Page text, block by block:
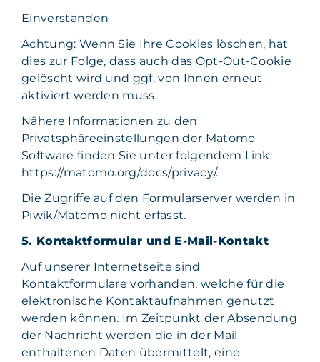
Einverstanden
Achtung: Wenn Sie Ihre Cookies löschen, hat
dies zur Folge, dass auch das Opt-Out-Cookie
gelöscht wird und ggf. von Ihnen erneut
aktiviert werden muss.
Nähere Informationen zu den
Privatsphäreeinstellungen der Matomo
Software finden Sie unter folgendem Link:
https://matomo.org/docs/privacy/.
Die Zugriffe auf den Formularserver werden in
Piwik/Matomo nicht erfasst.
5. Kontaktformular und E-Mail-Kontakt
Auf unserer Internetseite sind
Kontaktformulare vorhanden, welche für die
elektronische Kontaktaufnahmen genutzt
werden können. Im Zeitpunkt der Absendung
der Nachricht werden die in der Mail
enthaltenen Daten übermittelt, eine